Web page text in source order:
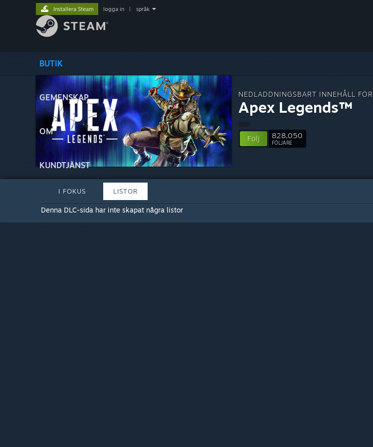
BUTIK
GEMENSKAP
OM
KUNDTJÄNST
Installera Steam logga in språk
NEDLADDNINGSBART INNEHÅLL FÖR
Apex Legends™
Följ 828,050
FÖLJARE
I FOKUS LISTOR
Denna DLC-sida har inte skapat några listor